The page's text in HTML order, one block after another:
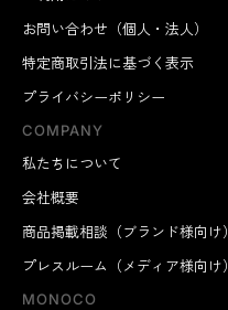
お問い合わせ（個人・法人）
特定商取引法に基づく表示
プライバシーポリシー
COMPANY
私たちについて
会社概要
商品掲載相談（ブランド様向け）
プレスルーム（メディア様向け）
MONOCO